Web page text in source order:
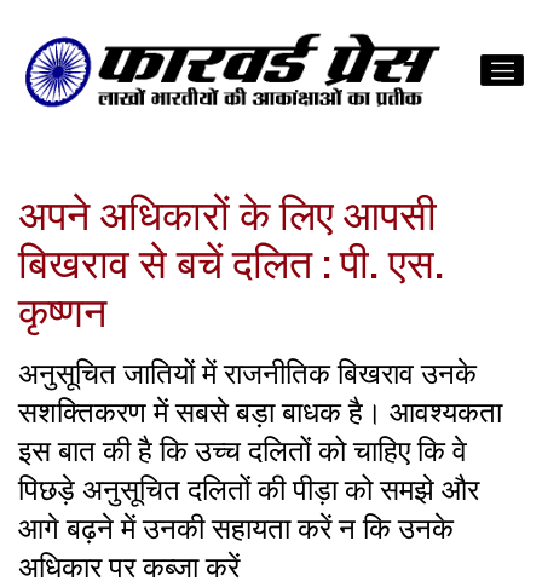
अपने अधिकारों के लिए आपसी
बिखराव से बचें दलित : पी. एस.
कृष्णन
अनुसूचित जातियों में राजनीतिक बिखराव उनके
सशक्तिकरण में सबसे बड़ा बाधक है। आवश्यकता
इस बात की है कि उच्च दलितों को चाहिए कि वे
पिछड़े अनुसूचित दलितों की पीड़ा को समझे और
आगे बढ़ने में उनकी सहायता करें न कि उनके
अधिकार पर कब्जा करें